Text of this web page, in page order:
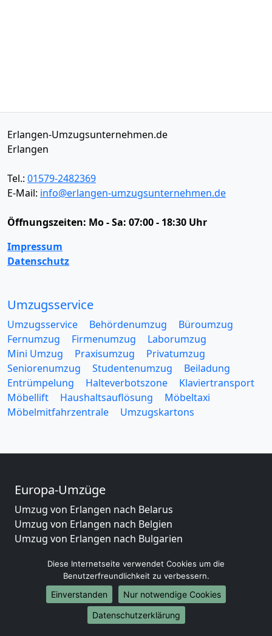
Erlangen-Umzugsunternehmen.de
Erlangen
Tel.: 01579-2482369
E-Mail: info@erlangen-umzugsunternehmen.de
Öffnungszeiten: Mo - Sa: 07:00 - 18:30 Uhr
Impressum
Datenschutz
Umzugsservice
Umzugsservice Behördenumzug
Büroumzug
Fernumzug
Firmenumzug
Laborumzug
Mini Umzug
Praxisumzug
Privatumzug
Seniorenumzug
Studentenumzug
Beiladung
Entrümpelung
Halteverbotszone
Klaviertransport
Möbellift
Haushaltsauflösung
Möbeltaxi
Möbelmitfahrzentrale
Umzugskartons
Europa-Umzüge
Umzug von Erlangen nach Belarus
Umzug von Erlangen nach Belgien
Umzug von Erlangen nach Bulgarien
Umzug von Erlangen nach England
Umzug von Erlangen nach Portugal
Umzug von Erlangen nach Bosnien
und Herzegowina
Umzug von Erlangen nach Irland
Diese Internetseite verwendet Cookies um die
Benutzerfreundlichkeit zu verbessern.
Einverstanden
Nur notwendige Cookies
Datenschutzerklärung